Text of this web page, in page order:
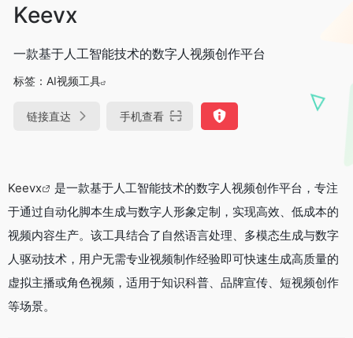
Keevx
一款基于人工智能技术的数字人视频创作平台
标签： AI视频工具
链接直达 手机查看
Keevx
是一款基于人工智能技术的数字人视频创作平台，专注
于通过自动化脚本生成与数字人形象定制，实现高效、低成本的
视频内容生产。该工具结合了自然语言处理、多模态生成与数字
人驱动技术，用户无需专业视频制作经验即可快速生成高质量的
虚拟主播或角色视频，适用于知识科普、品牌宣传、短视频创作
等场景。